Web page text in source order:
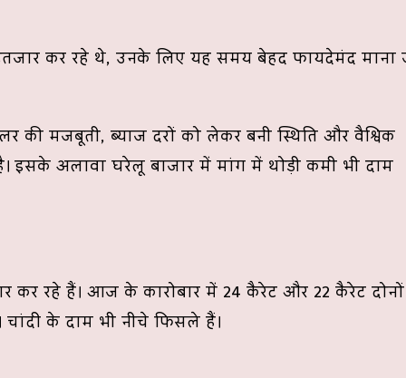
कर रहे थे, उनके लिए यह समय बेहद फायदेमंद माना
की मजबूती, ब्याज दरों को लेकर बनी स्थिति और वैश्विक
इसके अलावा घरेलू बाजार में मांग में थोड़ी कमी भी दाम
कर रहे हैं। आज के कारोबार में 24 कैरेट और 22 कैरेट दोनों
के दाम भी नीचे फिसले हैं।